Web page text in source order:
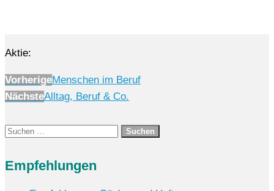
Aktie:
VorherigeMenschen im Beruf
NächsteAlltag, Beruf & Co.
Suchen
Empfehlungen